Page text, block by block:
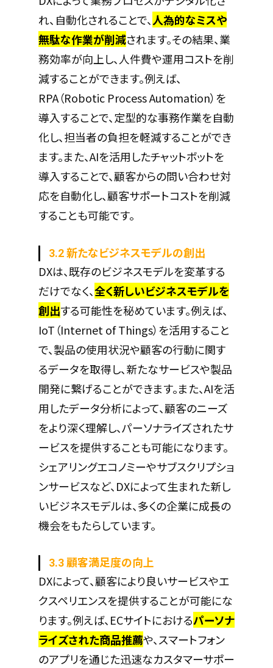
れ、自動化されることで、 人為的なミスや
無駄な作業が削減されます。その結果、業
務効率が向上し、人件費や運用コストを削
減することができます。例えば、
RPA（Robotic Process Automation）を
導入することで、定型的な事務作業を自動
化し、担当者の負担を軽減することができ
ます。また、AIを活用したチャットボットを
導入することで、顧客からの問い合わせ対
応を自動化し、顧客サポートコストを削減
することも可能です。
3.2 新たなビジネスモデルの創出
DXは、既存のビジネスモデルを変革する
だけでなく、全く新しいビジネスモデルを
創出する可能性を秘めています。例えば、
IoT（Internet of Things）を活用すること
で、製品の使用状況や顧客の行動に関す
るデータを取得し、新たなサービスや製品
開発に繋げることができます。また、AIを活
用したデータ分析によって、顧客のニーズ
をより深く理解し、パーソナライズされたサ
ービスを提供することも可能になります。
シェアリングエコノミーやサブスクリプショ
ンサービスなど、DXによって生まれた新し
いビジネスモデルは、多くの企業に成長の
機会をもたらしています。
3.3 顧客満足度の向上
DXによって、顧客により良いサービスやエ
クスペリエンスを提供することが可能にな
ります。例えば、ECサイトにおけるパーソナ
ライズされた商品推薦や、スマートフォン
のアプリを通じた迅速なカスタマーサポー